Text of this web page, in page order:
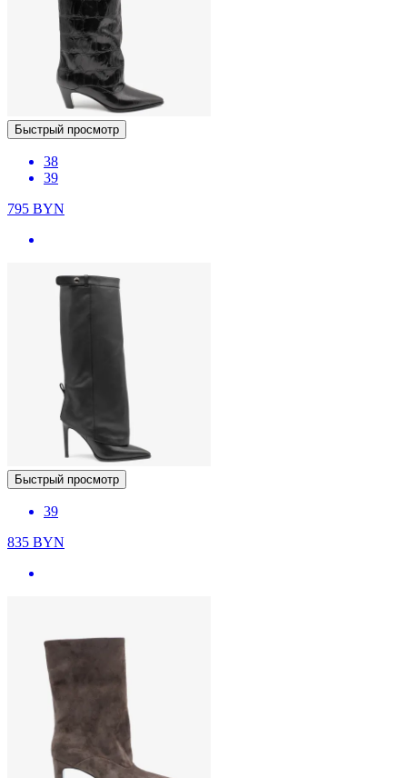
Быстрый просмотр
38
39
795 BYN
Быстрый просмотр
39
835 BYN